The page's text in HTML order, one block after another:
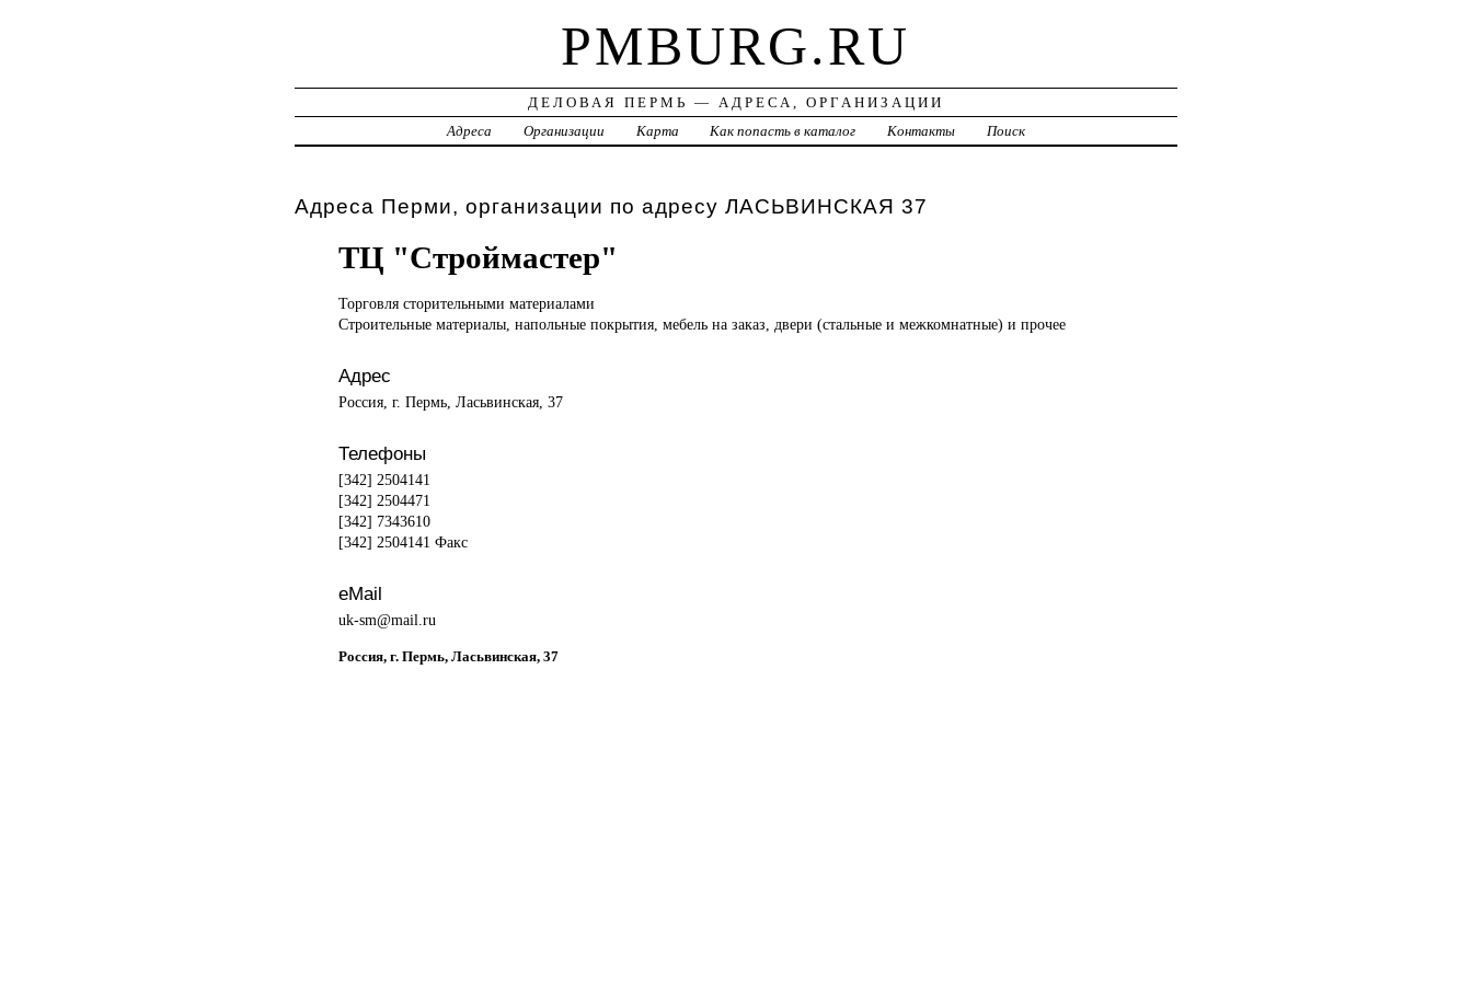
PMBURG.RU
ДЕЛОВАЯ ПЕРМЬ — АДРЕСА, ОРГАНИЗАЦИИ
Адреса
Организации Карта Как попасть в каталог Контакты Поиск
Адреса Перми, организации по адресу ЛАСЬВИНСКАЯ 37
ТЦ "Строймастер"
Торговля сторительными материалами
Строительные материалы, напольные покрытия, мебель на заказ, двери (стальные и межкомнатные) и прочее
Адрес
Россия, г. Пермь, Ласьвинская, 37
Телефоны
[342] 2504141
[342] 2504471
[342] 7343610
[342] 2504141 Факс
eMail
uk-sm@mail.ru
Россия, г. Пермь, Ласьвинская, 37